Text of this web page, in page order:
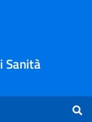
Sanità